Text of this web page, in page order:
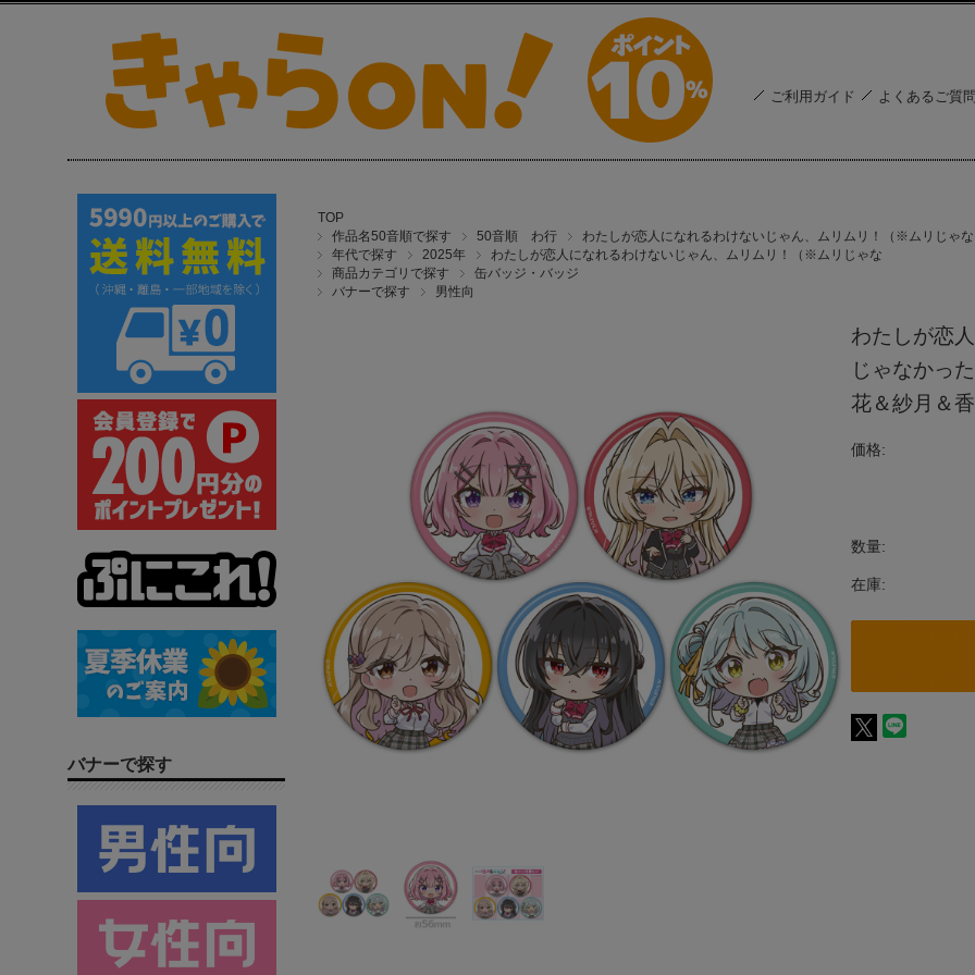
ご利用ガイド よくあるご質
TOP
作品名50音順で探す
50音順 わ行
わたしが恋人になれるわけないじゃん、ムリムリ！（※ムリじゃな
年代で探す
2025年
わたしが恋人になれるわけないじゃん、ムリムリ！（※ムリじゃな
商品カテゴリで探す
缶バッジ・バッジ
バナーで探す
男性向
わたしが恋
じゃなかっ
花＆紗月＆
価格:
数量:
在庫:
バナーで探す